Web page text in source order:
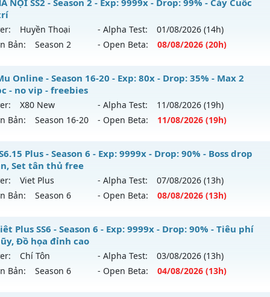
NỘI SS2 - Season 2 - Exp: 9999x - Drop: 99% - Cày Cuốc
Huyền Thoại - Alpha Test: 01/08/2026 (14h)
Bản:
Season 2 - Open Beta: 08/08/2026 (20h)
HÀ NỘI SS2 - Cày Cuốc giải trí
mới ra tháng 08 2026 - Mở máy chủHuyền Thoại
9999x - Drop: 99%
loại: Mu Nguyên bản Webzen
ugk
Online - Season 16-20 - Exp: 80x - Drop: 35% - Max 2
- no vip - freebies
X80 New - Alpha Test: 11/08/2026 (19h)
Bản:
Season 16-20 - Open Beta: 11/08/2026 (19h)
Mu Online - Max 2 acc/pc - no vip - freebies
mới ra tháng 08 2026 - Mở máy chủX80 Newvào 19h
80x - Drop: 35%
loại: Mu Nguyên bản Webzen
AntiShield
Plus - Season 6 - Exp: 9999x - Drop: 90% - Boss drop
Set tân thủ free
Viet Plus - Alpha Test: 07/08/2026 (13h)
Bản:
Season 6 - Open Beta: 08/08/2026 (13h)
SS6.15 Plus - Boss drop 1h/lần, Set tân thủ free
mới ra tháng 08 2026 - Mở máy chủViet Plusvào 13h
9999x - Drop: 90%
Plus SS6 - Season 6 - Exp: 9999x - Drop: 90% - Tiêu phí
Đồ họa đỉnh cao
Chí Tôn - Alpha Test: 03/08/2026 (13h)
Bản:
Season 6 - Open Beta: 04/08/2026 (13h)